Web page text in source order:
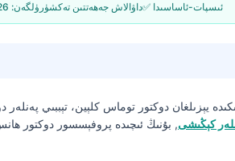
🩺 داۋالاش جەھەتتىن تەكشۈرۈلگەن: ✅ ئىسپات-ئاساسىدا
يېزىلغان دوكتور توماس كلېين، تېببىي پەنلەر
كېڭىشى, بۇنىڭ ئىچىدە پروفېسسور دوكتور